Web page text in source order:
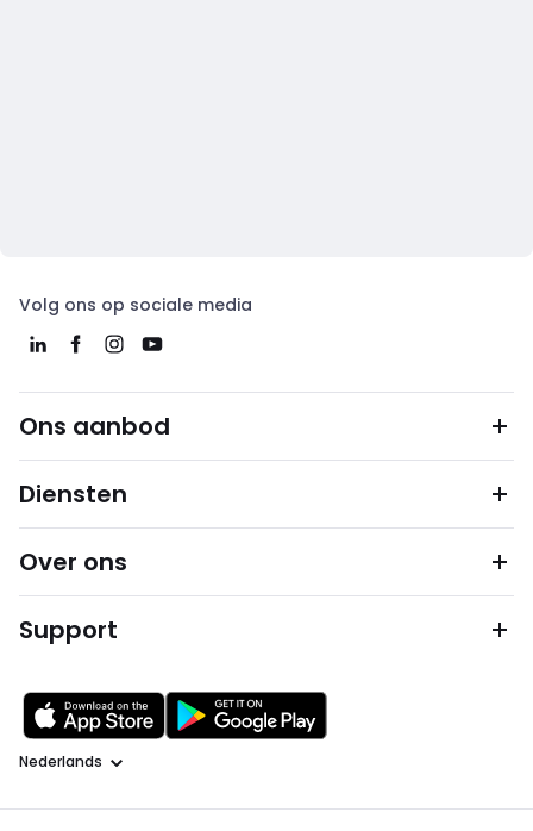
Volg ons op sociale media
Ons aanbod
Diensten
Over ons
Support
Taal